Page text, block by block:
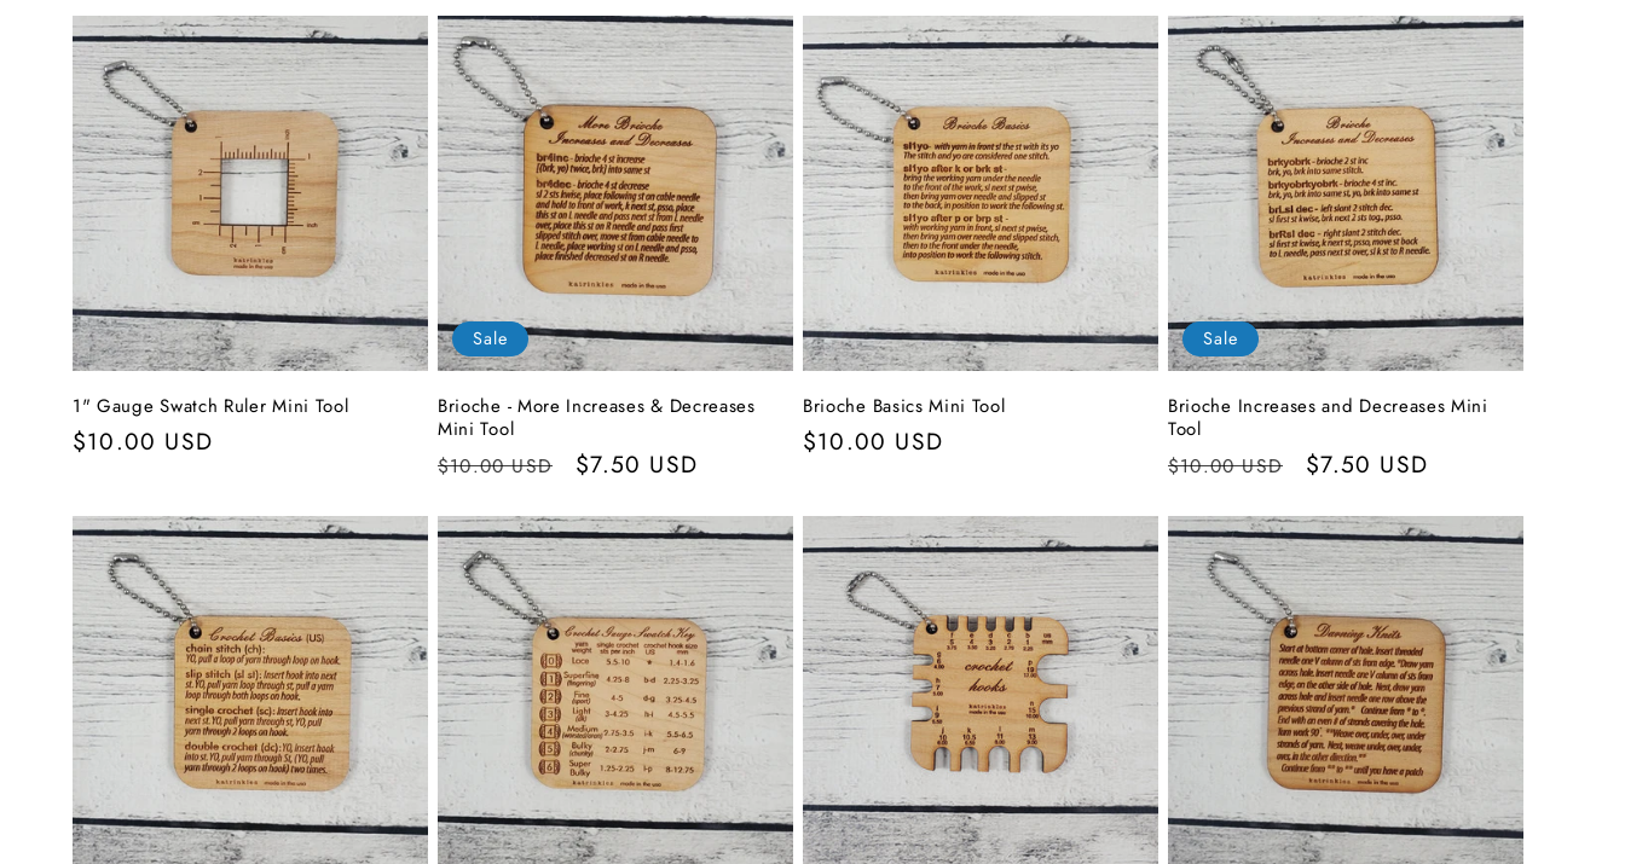
1" Gauge Swatch Ruler Mini Tool
Normaler
$10.00 USD
Sale
Brioche - More Increases & Decreases
Mini Tool
Normaler
$10.00 USD Verkaufspreis
$7.50 USD
Brioche Basics Mini Tool
Normaler
$10.00 USD
Sale
Brioche Increases and Decreases Mini
Tool
Normaler
$10.00 USD Verkaufspreis
$7.50 USD